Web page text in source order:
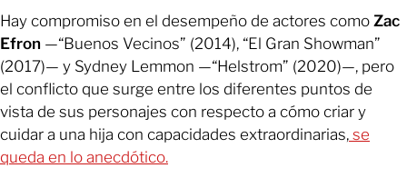
Hay compromiso en el desempeño de actores como Zac
Efron —“Buenos Vecinos” (2014), “El Gran Showman”
(2017)— y Sydney Lemmon —“Helstrom” (2020)—, pero
el conflicto que surge entre los diferentes puntos de
vista de sus personajes con respecto a cómo criar y
cuidar a una hija con capacidades extraordinarias, se
queda en lo anecdótico.